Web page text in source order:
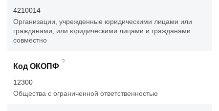
4210014
Организации, учрежденные юридическими лицами или
гражданами, или юридическими лицами и гражданами
совместно
Код ОКОПФ
?
12300
Общества с ограниченной ответственностью